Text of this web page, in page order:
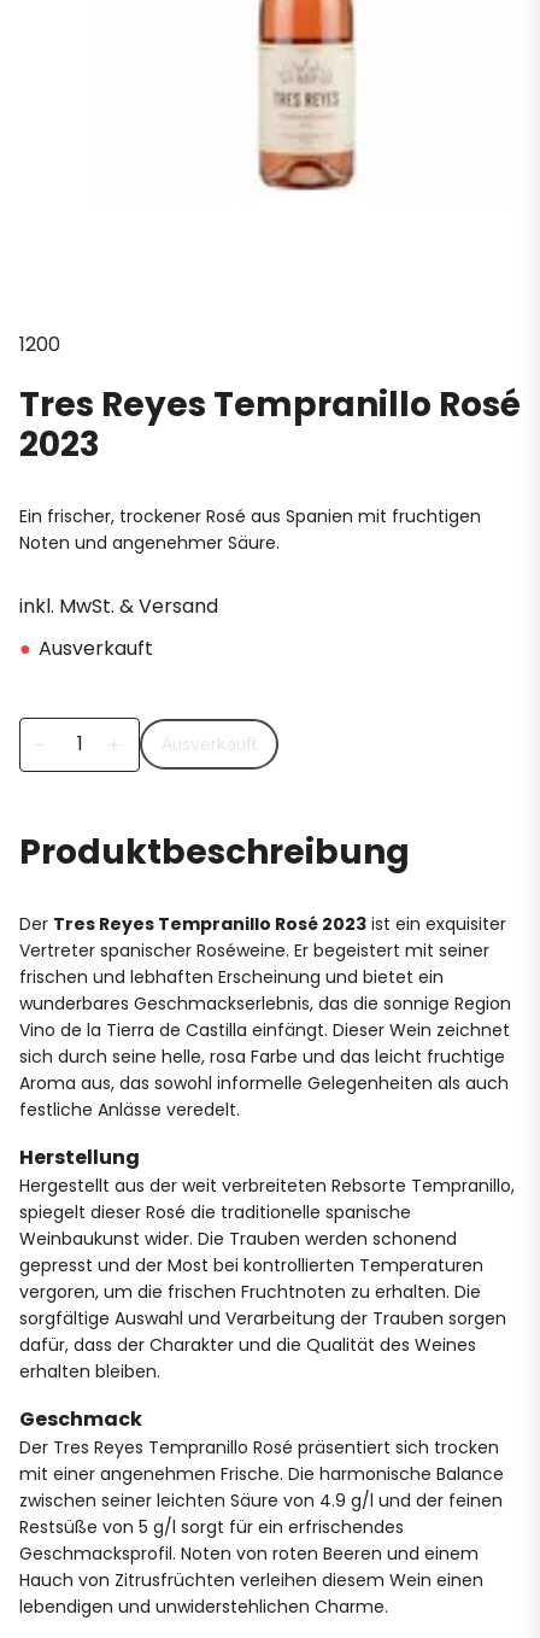
1200
Tres Reyes Tempranillo Rosé
2023
Ein frischer, trockener Rosé aus Spanien mit fruchtigen
Noten und angenehmer Säure.
inkl. MwSt. & Versand
● Ausverkauft
remove add Ausverkauft
Der Tres Reyes Tempranillo Rosé 2023 ist ein exquisiter
Vertreter spanischer Roséweine. Er begeistert mit seiner
frischen und lebhaften Erscheinung und bietet ein
wunderbares Geschmackserlebnis, das die sonnige Region
Vino de la Tierra de Castilla einfängt. Dieser Wein zeichnet
sich durch seine helle, rosa Farbe und das leicht fruchtige
Aroma aus, das sowohl informelle Gelegenheiten als auch
festliche Anlässe veredelt.
Herstellung
Hergestellt aus der weit verbreiteten Rebsorte Tempranillo,
spiegelt dieser Rosé die traditionelle spanische
Weinbaukunst wider. Die Trauben werden schonend
gepresst und der Most bei kontrollierten Temperaturen
vergoren, um die frischen Fruchtnoten zu erhalten. Die
sorgfältige Auswahl und Verarbeitung der Trauben sorgen
dafür, dass der Charakter und die Qualität des Weines
erhalten bleiben.
Geschmack
Der Tres Reyes Tempranillo Rosé präsentiert sich trocken
mit einer angenehmen Frische. Die harmonische Balance
zwischen seiner leichten Säure von 4.9 g/l und der feinen
Restsüße von 5 g/l sorgt für ein erfrischendes
Geschmacksprofil. Noten von roten Beeren und einem
Hauch von Zitrusfrüchten verleihen diesem Wein einen
lebendigen und unwiderstehlichen Charme.
Produktbeschreibung